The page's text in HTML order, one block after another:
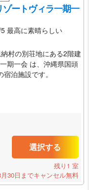
ートヴィラ一期一
最高に素晴らしい
村の別荘地にある2階建
期一会 は、沖縄県国頭
泊施設です。
選択する
残り1 室
30日までキャンセル無料